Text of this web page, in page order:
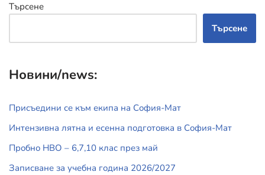
Търсене
Търсене
Новини/news:
Присъедини се към екипа на София-Мат
Интензивна лятна и есенна подготовка в София-Мат
Пробно НВО – 6,7,10 клас през май
Записване за учебна година 2026/2027